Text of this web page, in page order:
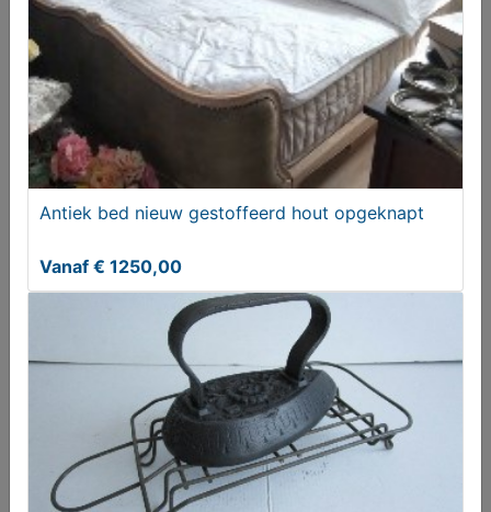
€ 9,00
ZGAN 4 Design eetkamerstoelen van Casprini
Antiek bed nieuw gestoffeerd hout opgeknapt
Vanaf € 1250,00